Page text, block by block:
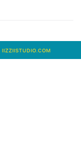
0
IIZZIISTUDIO.COM